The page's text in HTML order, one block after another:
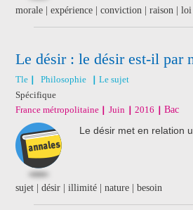
morale | expérience | conviction | raison | loi
Le désir : le désir est-il par
Tle Philosophie
Le sujet
Spécifique
France métropolitaine
Juin 2016 Bac
Le désir met en relation
sujet | désir | illimité | nature | besoin